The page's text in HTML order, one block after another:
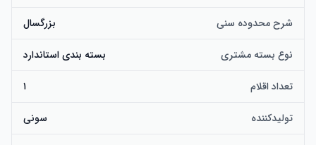
شرح محدوده سنی بزرگسال
نوع بسته مشتری بسته بندی استاندارد
تعداد اقلام ۱
تولیدکننده سونی